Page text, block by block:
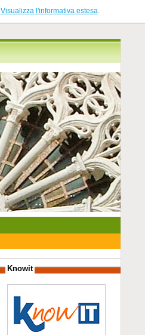
Visualizza l'informativa estesa.
Knowit